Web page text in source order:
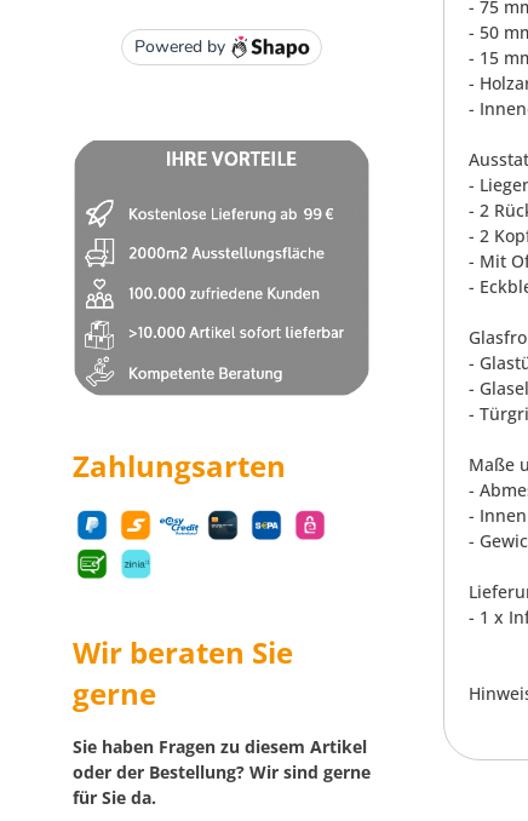
Zahlungsarten
Wir beraten Sie
gerne
Sie haben Fragen zu diesem Artikel
oder der Bestellung? Wir sind gerne
für Sie da.
- 75
- 50
- 15
-
-
-
- 2
- 2
- Mit
-
-
-
-
Maße
-
-
-
- 1 x